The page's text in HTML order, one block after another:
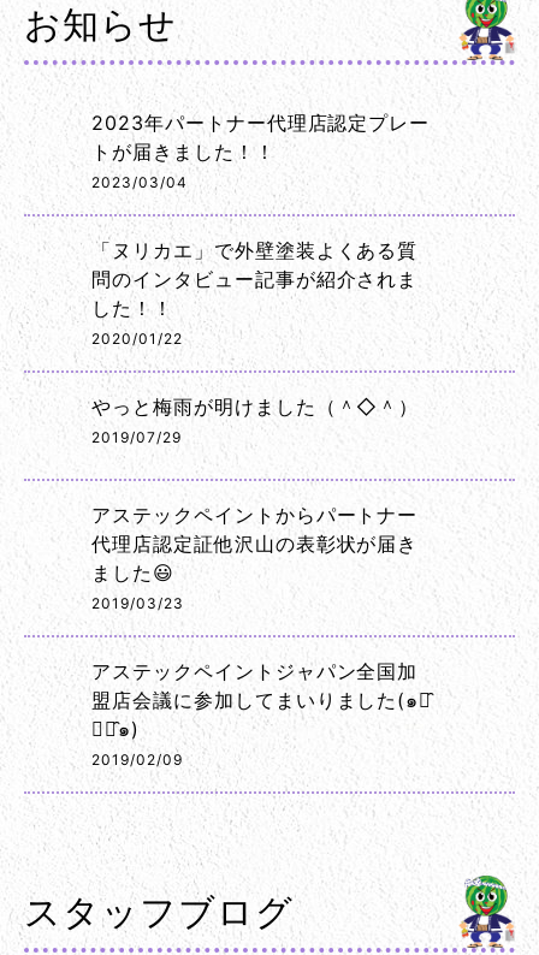
お知らせ
2023年パートナー代理店認定プレー
トが届きました！！
2023/03/04
「ヌリカエ」で外壁塗装よくある質
問のインタビュー記事が紹介されま
した！！
2020/01/22
やっと梅雨が明けました（＾◇＾）
2019/07/29
アステックペイントからパートナー
代理店認定証他沢山の表彰状が届き
ました😃
2019/03/23
アステックペイントジャパン全国加
盟店会議に参加してまいりました(๑･̑
◡･̑๑)
2019/02/09
スタッフブログ